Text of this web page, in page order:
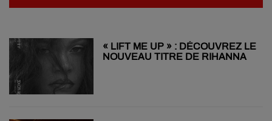
« LIFT ME UP » : DÉCOUVREZ LE
NOUVEAU TITRE DE RIHANNA